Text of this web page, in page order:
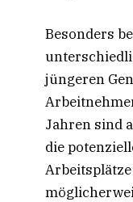
Besonders
jüngeren
Jahren sind
die